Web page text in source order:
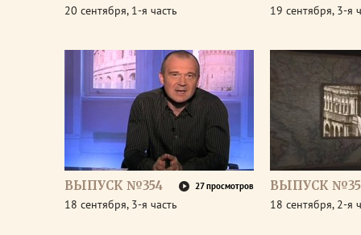
20 сентября, 1-я часть 19 сентября, 3-я
ВЫПУСК №354 27 просмотров
18 сентября, 3-я часть
ВЫПУСК
18 сентября, 2-я